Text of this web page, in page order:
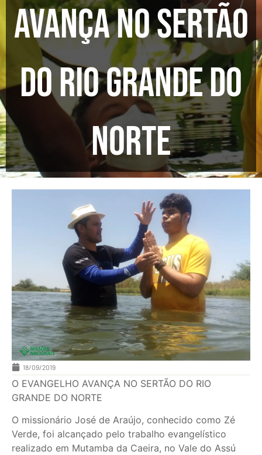
avança no Sertão
do Rio Grande do
Norte
18/09/2019
O EVANGELHO AVANÇA NO SERTÃO DO RIO
GRANDE DO NORTE
O missionário José de Araújo, conhecido como Zé
Verde, foi alcançado pelo trabalho evangelístico
realizado em Mutamba da Caeira, no Vale do Assú